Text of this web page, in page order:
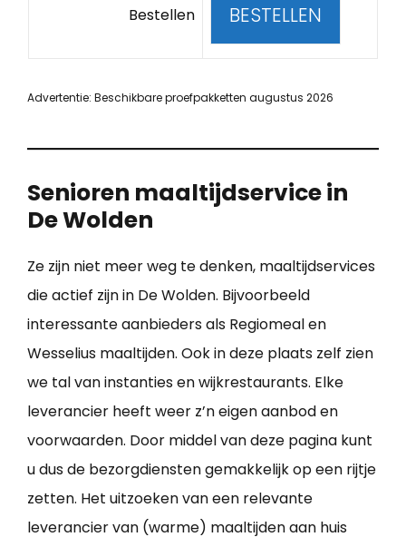
Bestellen BESTELLEN
Advertentie: Beschikbare proefpakketten augustus 2026
Senioren maaltijdservice in
De Wolden
Ze zijn niet meer weg te denken, maaltijdservices
die actief zijn in De Wolden. Bijvoorbeeld
interessante aanbieders als Regiomeal en
Wesselius maaltijden. Ook in deze plaats zelf zien
we tal van instanties en wijkrestaurants. Elke
leverancier heeft weer z’n eigen aanbod en
voorwaarden. Door middel van deze pagina kunt
u dus de bezorgdiensten gemakkelijk op een rijtje
zetten. Het uitzoeken van een relevante
leverancier van (warme) maaltijden aan huis